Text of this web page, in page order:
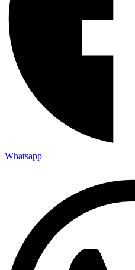
Whatsapp